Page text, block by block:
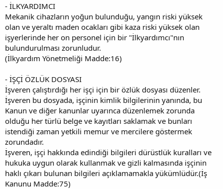
- İLKYARDIMCI
Mekanik cihazların yoğun bulunduğu, yangın riski yüksek
olan ve yeraltı maden ocakları gibi kaza riski yüksek olan
işyerlerinde her on personel için bir "İlkyardımcı"nın
bulundurulması zorunludur.
(İlkyardım Yönetmeliği Madde:16)
- İŞÇİ ÖZLÜK DOSYASI
İşveren çalıştırdığı her işçi için bir özlük dosyası düzenler.
İşveren bu dosyada, işçinin kimlik bilgilerinin yanında, bu
Kanun ve diğer kanunlar uyarınca düzenlemek zorunda
olduğu her türlü belge ve kayıtları saklamak ve bunları
istendiği zaman yetkili memur ve mercilere göstermek
zorundadır.
İşveren, işçi hakkında edindiği bilgileri dürüstlük kuralları ve
hukuka uygun olarak kullanmak ve gizli kalmasında işçinin
haklı çıkarı bulunan bilgileri açıklamamakla yükümlüdür.(İş
Kanunu Madde:75)